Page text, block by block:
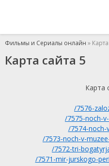
Фильмы и Сериалы онлайн »
Карта сайта 5
Карта
/7576-
/7575-noch-
/7574-noch-
/7573-noch-v-
/7572-tri-
/7571-mir-jurskogo-